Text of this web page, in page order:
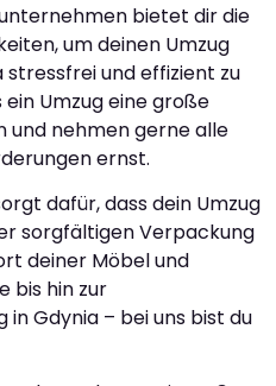
bietet dir die
um deinen Umzug
und effizient zu
Umzug eine große
und nehmen gerne alle
ernst.
dafür, dass dein Umzug
sorgfältigen Verpackung
deiner Möbel und
bis hin zur
Gdynia – bei uns bist du